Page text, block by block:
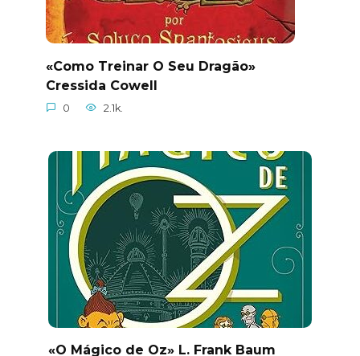
«Como Treinar O Seu Dragão»
Cressida Cowell
0 2.1k.
«O Mágico de Oz» L. Frank Baum